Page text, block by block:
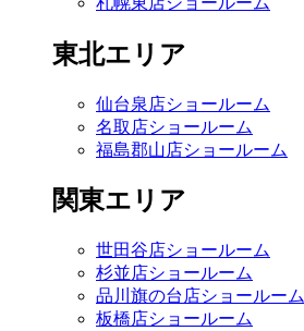
東北エリア
仙台泉店ショールーム
名取店ショールーム
福島郡山店ショールーム
関東エリア
世田谷店ショールーム
杉並店ショールーム
品川旗の台店ショールーム
板橋店ショールーム